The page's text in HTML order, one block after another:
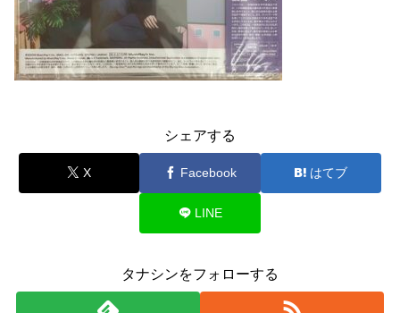
シェアする
X Facebook はてブ
LINE
タナシンをフォローする